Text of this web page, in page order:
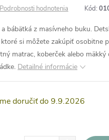
Podrobnosti hodnotenia Kód:
bábätká z masívneho buku.
si môžete zakúpiť osobitne
matrac, koberček alebo
Detailné informácie
9.9.2026